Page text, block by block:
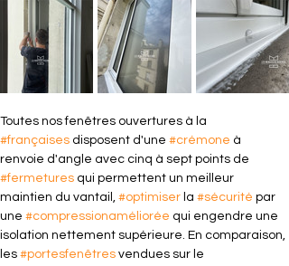
Toutes nos fenêtres ouvertures à la
#françaises disposent d'une #crémone à
renvoie d'angle avec cinq à sept points de
#fermetures qui permettent un meilleur
maintien du vantail, #optimiser la #sécurité par
une #compressionaméliorée qui engendre une
isolation nettement supérieure. En comparaison,
les #portesfenêtres vendues sur le